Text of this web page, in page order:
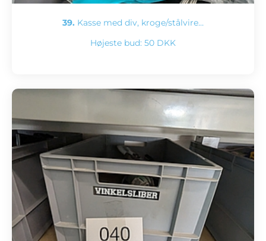
39. Kasse med div, kroge/stålvire…
Højeste bud: 50 DKK